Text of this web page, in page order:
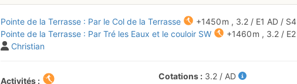
Pointe de la Terrasse : Par le Col de la Terrasse +1450 m , 3.2 / E1 AD / S4
Pointe de la Terrasse : Par Tré les Eaux et le couloir SW
+1460 m , 3.2 / E2
Christian
Activités
Cotations 3.2 / AD